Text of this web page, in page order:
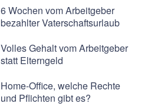
6 Wochen vom Arbeitgeber
bezahlter Vaterschaftsurlaub
Volles Gehalt vom Arbeitgeber
statt Elterngeld
Home-Office, welche Rechte
und Pflichten gibt es?